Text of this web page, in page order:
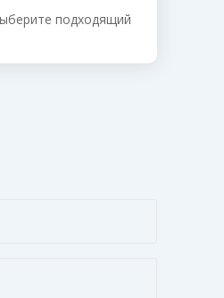
подходящий